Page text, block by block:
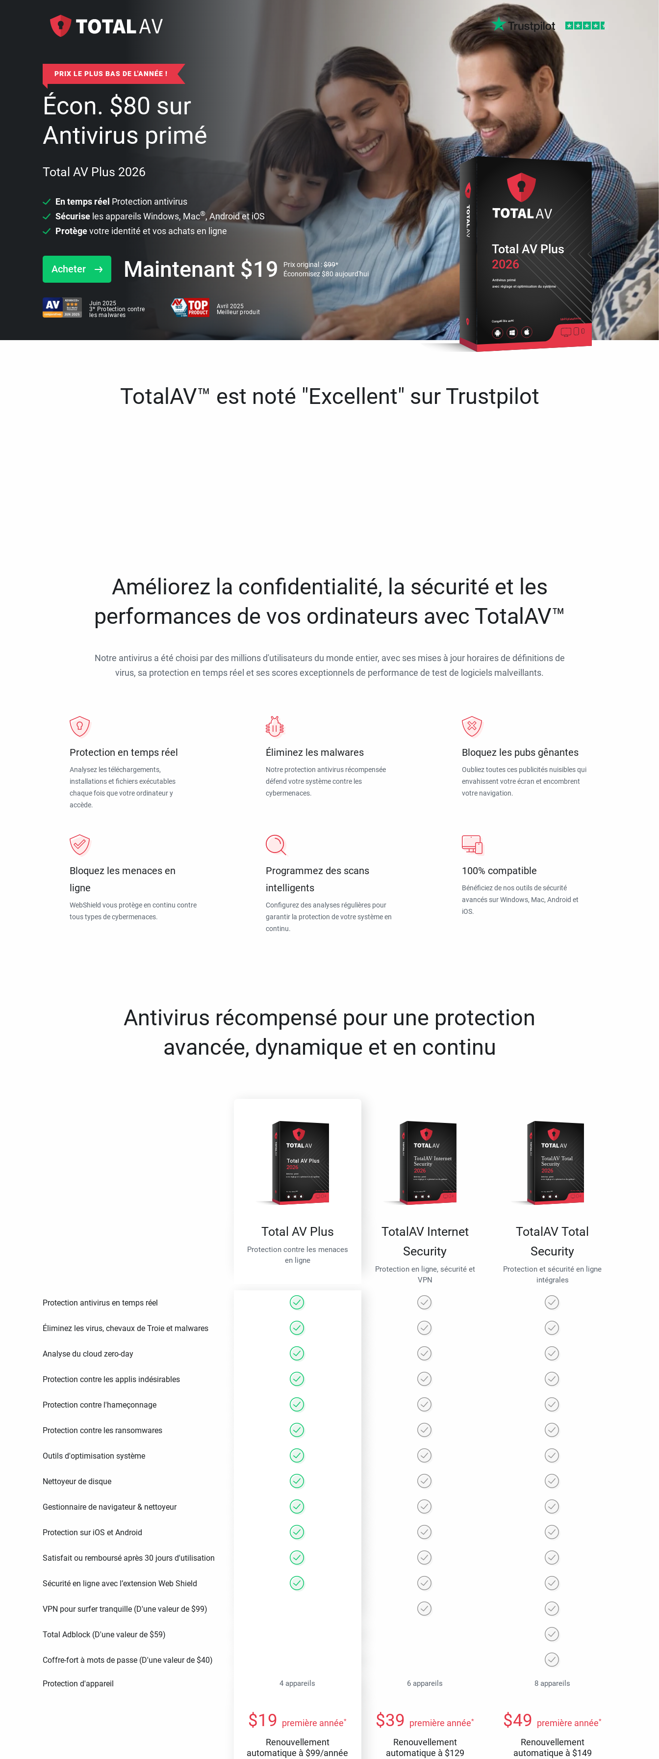
PRIX LE PLUS BAS DE L'ANNÉE !
Écon. $80 sur
Antivirus primé
Total AV Plus 2026
En temps réel Protection antivirus
Sécurise les appareils Windows, Mac®, Android et iOS
Protègevotre identité et vos achats en ligne
Acheter Maintenant $19 Prix original :$99*
Économisez$80 aujourd'hui
Juin 2025
3* Protection contre
les malwares
Avril 2025
Meilleur produit
2026
Antivirus primé
avec réglage et optimisation du système
Compatible avec Multiplateforme
Total AV Plus
TotalAV™ est noté "Excellent" sur Trustpilot
Améliorez la confidentialité, la sécurité et les
performances de vos ordinateurs avec TotalAV™
Notre antivirus a été choisi par des millions d'utilisateurs du monde entier, avec ses mises à jour horaires de définitions de
virus, sa protection en temps réel et ses scores exceptionnels de performance de test de logiciels malveillants.
Protection en temps réel
Analysez les téléchargements,
installations et fichiers exécutables
chaque fois que votre ordinateur y
accède.
Éliminez les malwares
Notre protection antivirus récompensée
défend votre système contre les
cybermenaces.
Bloquez les pubs gênantes
Oubliez toutes ces publicités nuisibles qui
envahissent votre écran et encombrent
votre navigation.
Bloquez les menaces en
ligne
WebShield vous protège en continu contre
tous types de cybermenaces.
Programmez des scans
intelligents
Configurez des analyses régulières pour
garantir la protection de votre système en
continu.
100% compatible
Bénéficiez de nos outils de sécurité
avancés sur Windows, Mac, Android et
iOS.
Antivirus récompensé pour une protection
avancée, dynamique et en continu
Total AV Plus
Protection contre les menaces
en ligne
TotalAV Internet
Security
Protection en ligne, sécurité et
VPN
TotalAV Total
Security
Protection et sécurité en ligne
intégrales
Protection antivirus en temps réel
Éliminez les virus, chevaux de Troie et malwares
Analyse du cloud zero-day
Protection contre les applis indésirables
Protection contre l'hameçonnage
Protection contre les ransomwares
Outils d'optimisation système
Nettoyeur de disque
Gestionnaire de navigateur & nettoyeur
Protection sur iOS et Android
Satisfait ou remboursé après 30 jours d'utilisation
Sécurité en ligne avec l’extension Web Shield
VPN pour surfer tranquille (D'une valeur de $99)
Total Adblock (D'une valeur de $59)
Coffre-fort à mots de passe (D'une valeur de $40)
Protection d'appareil 4 appareils 6 appareils 8 appareils
$19 première année*
Renouvellement
automatique à $99/année
$39 première année*
Renouvellement
automatique à $129
$49 première année*
Renouvellement
automatique à $149